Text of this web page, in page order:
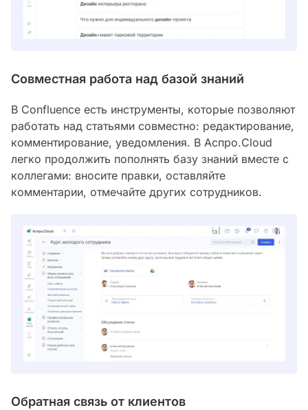
Совместная работа над базой знаний
В Confluence есть инструменты, которые позволяют
работать над статьями совместно: редактирование,
комментирование, уведомления. В Аспро.Cloud
легко продолжить пополнять базу знаний вместе с
коллегами: вносите правки, оставляйте
комментарии, отмечайте других сотрудников.
Обратная связь от клиентов